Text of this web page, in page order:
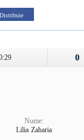
Distribuie
0
Nume:
Lilia Zaharia